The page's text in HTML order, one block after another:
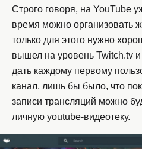
Строго говоря, на YouTube
время можно организовать
только для этого нужно
вышел на уровень Twitch.tv
дать каждому первому
канал, лишь бы было, что
записи трансляций можно
личную youtube-видеотеку.